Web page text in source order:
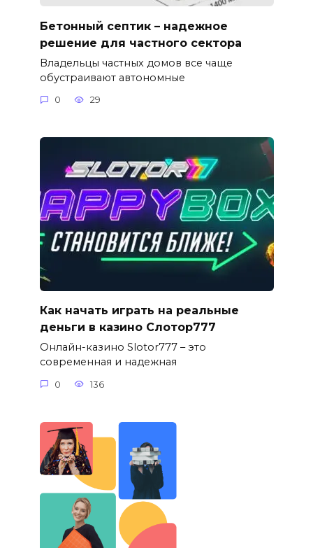
Бетонный септик – надежное
решение для частного сектора
Владельцы частных домов все чаще
обустраивают автономные
0 29
Как начать играть на реальные
деньги в казино Слотор777
Онлайн-казино Slotor777 – это
современная и надежная
0 136